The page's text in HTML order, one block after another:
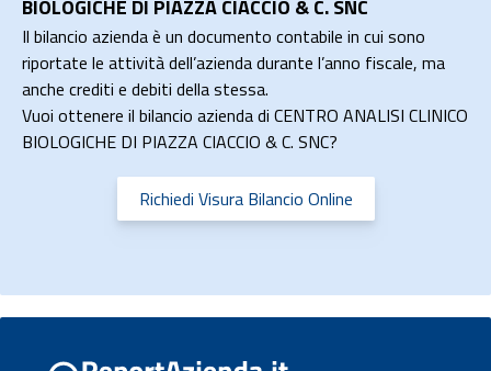
BIOLOGICHE DI PIAZZA CIACCIO & C. SNC
Il bilancio azienda è un documento contabile in cui sono
riportate le attività dell’azienda durante l’anno fiscale, ma
anche crediti e debiti della stessa.
Vuoi ottenere il bilancio azienda di CENTRO ANALISI CLINICO
BIOLOGICHE DI PIAZZA CIACCIO & C. SNC?
Richiedi Visura Bilancio Online